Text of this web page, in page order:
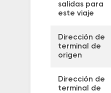
salidas para
este viaje
Dirección de
terminal de
origen
Dirección de
terminal de